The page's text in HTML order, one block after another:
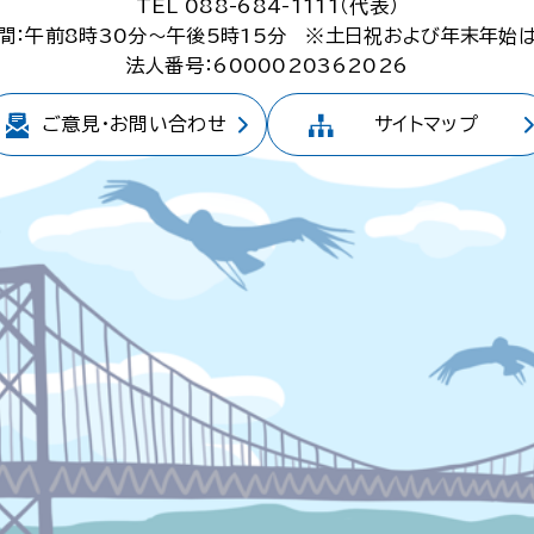
TEL 088-684-1111（代表）
：午前8時30分～午後5時15分
※土日祝および年末年始
法人番号：6000020362026
ご意見・お問い合わせ サイトマップ